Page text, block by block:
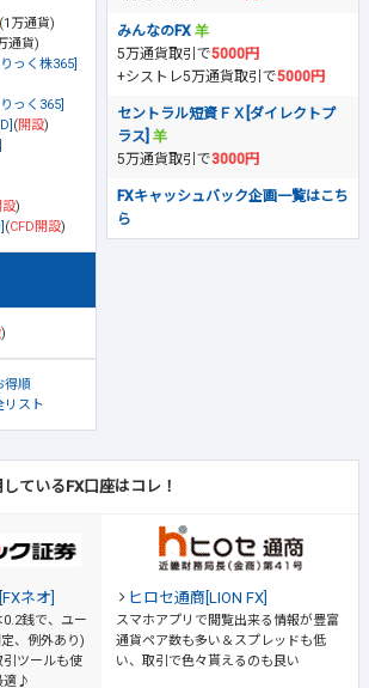
(1万通貨)
通貨)
っく株365]
っく365]
(開設)
設)
(CFD開設)
)
得順
リスト
みんなのFX
5万通貨取引で5000円
+シストレ5万通貨取引で5000円
セントラル短資ＦＸ[ダイレクトプ
ラス]
5万通貨取引で3000円
FXキャッシュバック企画一覧はこち
ら
ているFX口座はコレ！
ネオ]
銭で、ユー
、例外あり)
ツールも使
適♪
ヒロセ通商[LION FX]
スマホアプリで閲覧出来る情報が豊富
通貨ペア数も多い＆スプレッドも低
い、取引で色々貰えるのも良い